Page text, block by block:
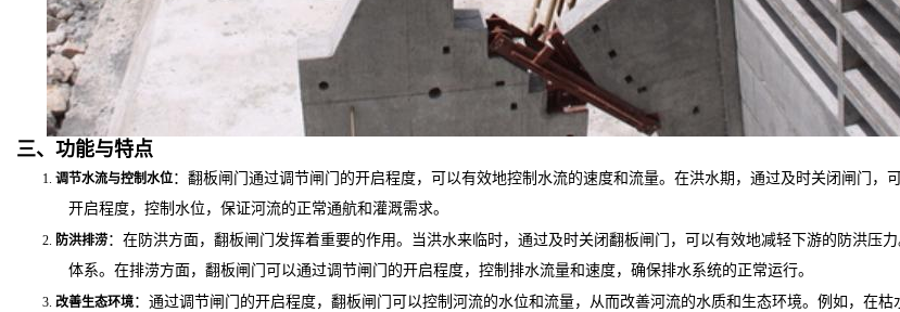
三、功能与特点
1. 调节水流与控制水位：翻板闸门通过调节闸门的开启程度，可以有效地控制水流的速度和流量。在洪水期，通过及时关闭闸门
开启程度，控制水位，保证河流的正常通航和灌溉需求。
2. 防洪排涝：在防洪方面，翻板闸门发挥着重要的作用。当洪水来临时，通过及时关闭翻板闸门，可以有效地减轻下游的防洪压
体系。在排涝方面，翻板闸门可以通过调节闸门的开启程度，控制排水流量和速度，确保排水系统的正常运行。
3. 改善生态环境：通过调节闸门的开启程度，翻板闸门可以控制河流的水位和流量，从而改善河流的水质和生态环境。例如，在